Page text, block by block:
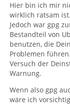
Hier bin ich mir
wirklich ratsam
Jedoch war gpg
Bestandteil von
benutzen, die
Problemen
Versuch der
Warnung.
Wenn also gpg
wäre ich